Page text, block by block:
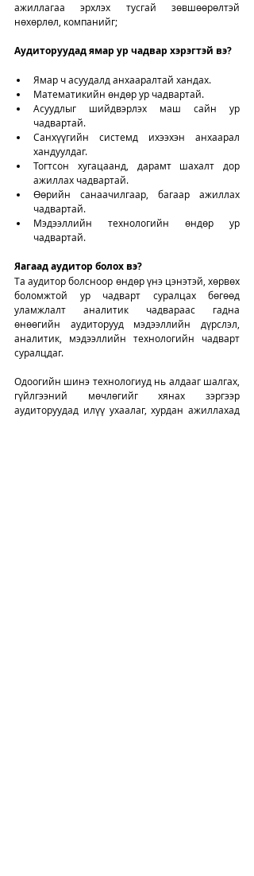
ажиллагаа эрхлэх тусгай зөвшөөрөлтэй
нөхөрлөл, компанийг;
Аудиторуудад ямар ур чадвар хэрэгтэй вэ?
Ямар ч асуудалд анхааралтай хандах.
Математикийн өндөр ур чадвартай.
Асуудлыг шийдвэрлэх маш сайн ур
чадвартай.
Санхүүгийн системд ихээхэн анхаарал
хандуулдаг.
Тогтсон хугацаанд, дарамт шахалт дор
ажиллах чадвартай.
Өөрийн санаачилгаар, багаар ажиллах
чадвартай.
Мэдээллийн технологийн өндөр ур
чадвартай.
Яагаад аудитор болох вэ?
Та аудитор болсноор өндөр үнэ цэнэтэй, хөрвөх
боломжтой ур чадварт суралцах бөгөөд
уламжлалт аналитик чадвараас гадна
өнөөгийн аудиторууд мэдээллийн дүрслэл,
аналитик, мэдээллийн технологийн чадварт
суралцдаг.
Одоогийн шинэ технологиуд нь алдааг шалгах,
гүйлгээний мөчлөгийг хянах зэргээр
аудиторуудад илүү ухаалаг, хурдан ажиллахад